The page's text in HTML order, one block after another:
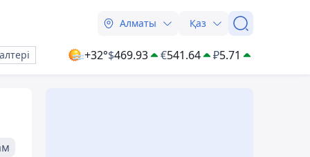
Алматы Қаз
+32°$469.93 €541.64 ₽5.71